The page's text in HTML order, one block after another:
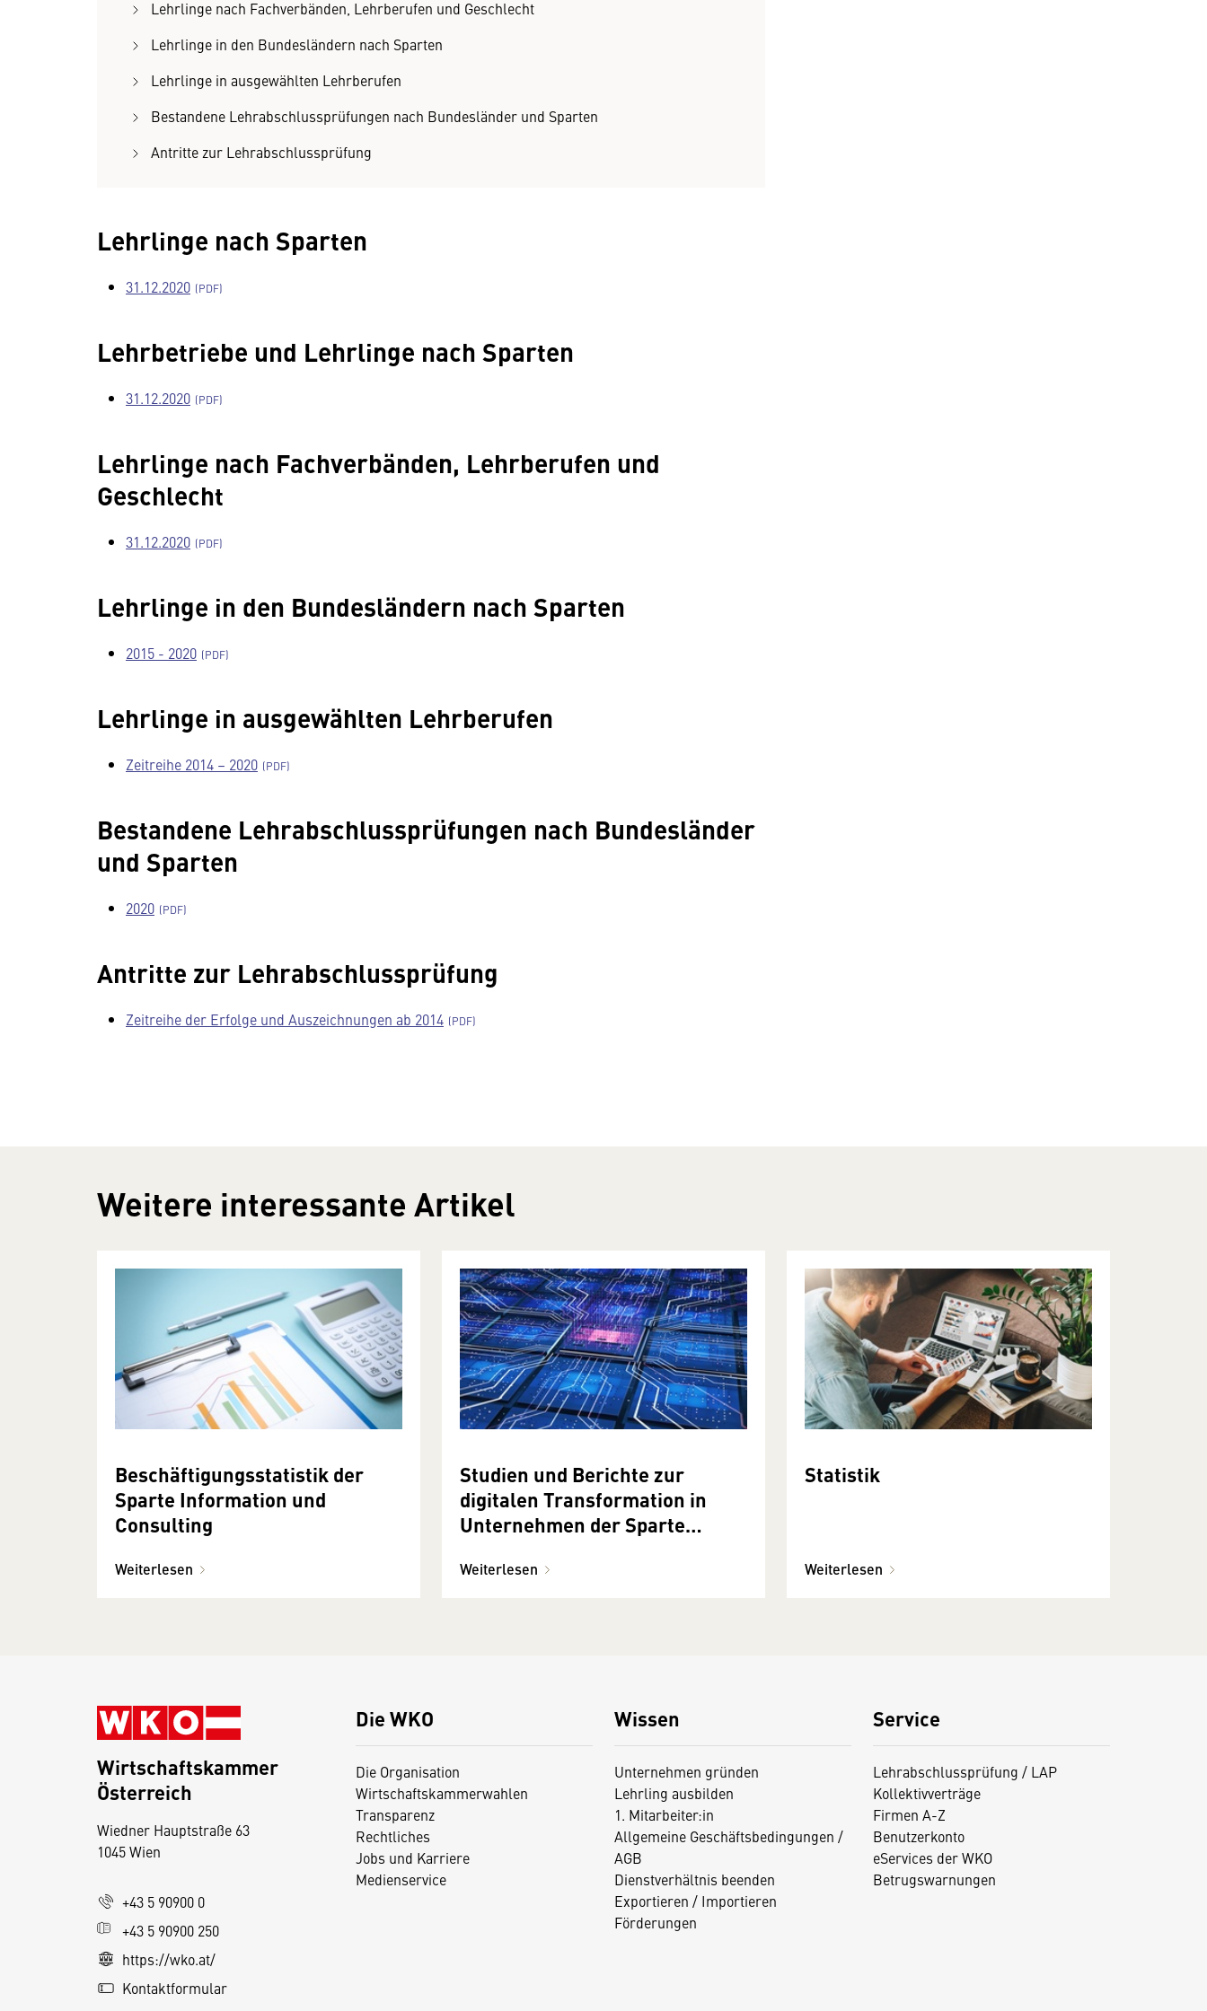
Lehrlinge nach Fachverbänden, Lehrberufen und Geschlecht
Lehrlinge in den Bundesländern nach Sparten
Lehrlinge in ausgewählten Lehrberufen
Bestandene Lehrabschlussprüfungen nach Bundesländer und Sparten
Antritte zur Lehrabschlussprüfung
Lehrlinge nach Sparten
31.12.2020
Lehrbetriebe und Lehrlinge nach Sparten
31.12.2020
Lehrlinge nach Fachverbänden, Lehrberufen und
Geschlecht
31.12.2020
Lehrlinge in den Bundesländern nach Sparten
2015 - 2020
Lehrlinge in ausgewählten Lehrberufen
Zeitreihe 2014 – 2020
Bestandene Lehrabschlussprüfungen nach Bundesländer
und Sparten
2020
Antritte zur Lehrabschlussprüfung
Zeitreihe der Erfolge und Auszeichnungen ab 2014
Weitere interessante Artikel
Beschäftigungsstatistik der
Sparte Information und
Consulting
Weiterlesen
Studien und Berichte zur
digitalen Transformation in
Unternehmen der Sparte
Weiterlesen
Statistik
Weiterlesen
Die WKO
Die Organisation
Wirtschaftskammerwahlen
Transparenz
Rechtliches
Jobs und Karriere
Medienservice
Wissen
Unternehmen gründen
Lehrling ausbilden
1. Mitarbeiter:in
Allgemeine Geschäftsbedingungen /
AGB
Dienstverhältnis beenden
Exportieren / Importieren
Förderungen
Service
Lehrabschlussprüfung / LAP
Kollektivverträge
Firmen A-Z
Benutzerkonto
eServices der WKO
Betrugswarnungen
Wirtschaftskammer
Österreich
Wiedner Hauptstraße 63
1045 Wien
+43 5 90900 0
+43 5 90900 250
https://wko.at/
Kontaktformular